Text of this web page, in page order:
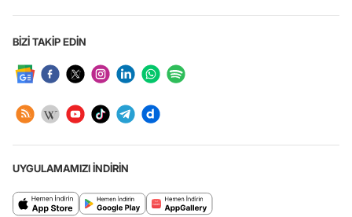
BİZİ TAKİP EDİN
UYGULAMAMIZI İNDİRİN